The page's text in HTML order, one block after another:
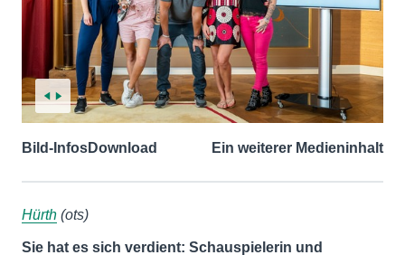
Bild-InfosDownload Ein weiterer Medieninhalt
Hürth (ots)
Sie hat es sich verdient: Schauspielerin und